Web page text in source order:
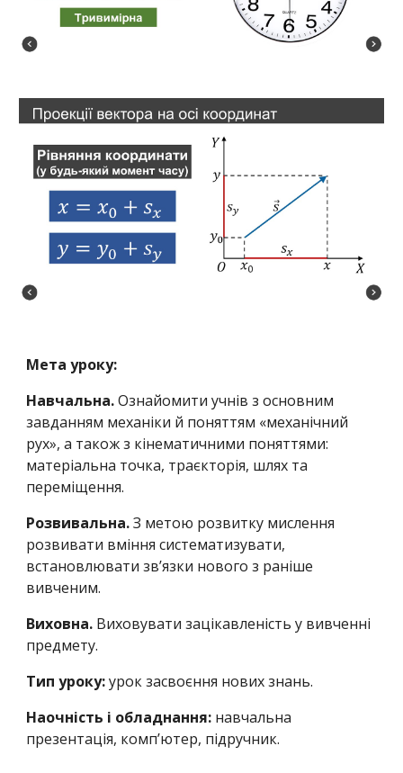
Мета уроку:
Навчальна.Ознайомити учнів з основним
завданням механіки й поняттям «механічний
рух», а також з кінематичними поняттями:
матеріальна точка, траєкторія, шлях та
переміщення.
Розвивальна.З метою розвитку мислення
розвивати вміння систематизувати,
встановлювати зв’язки нового з раніше
вивченим.
Виховна. Виховувати зацікавленість у вивченні
предмету.
Тип уроку:урок засвоєння нових знань.
Наочність і обладнання: навчальна
презентація, комп’ютер, підручник.